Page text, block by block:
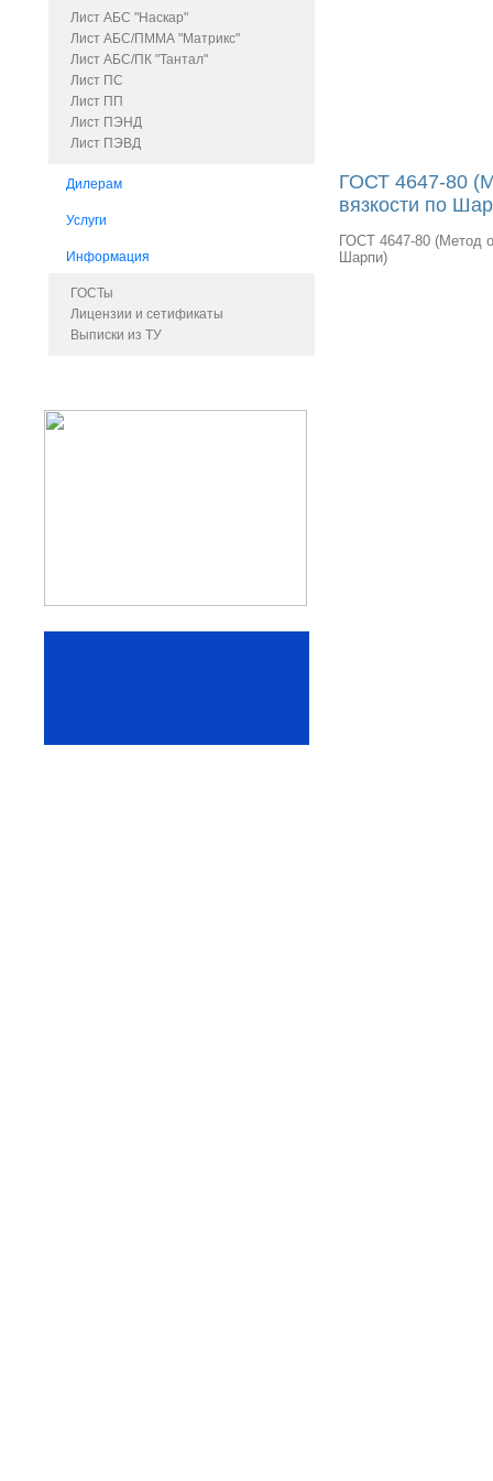
Лист АБС "Наскар"
Лист АБС/ПММА "Матрикс"
Лист АБС/ПК "Тантал"
Лист ПС
Лист ПП
Лист ПЭНД
Лист ПЭВД
Дилерам
Услуги
Информация
ГОСТы
Лицензии и сетификаты
Выписки из ТУ
ГОСТ 4647-80
вязкости по
ГОСТ 4647-80 (Метод
Шарпи)